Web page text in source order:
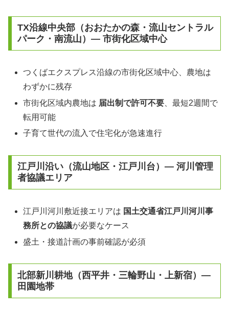
TX沿線中央部（おおたかの森・流山セントラル
パーク・南流山）— 市街化区域中心
つくばエクスプレス沿線の市街化区域中心、農地は
わずかに残存
市街化区域内農地は 届出制で許可不要 、最短2週間で
転用可能
子育て世代の流入で住宅化が急速進行
江戸川沿い（流山地区・江戸川台）— 河川管理
者協議エリア
江戸川河川敷近接エリアは 国土交通省江戸川河川事
務所との協議が必要なケース
盛土・接道計画の事前確認が必須
北部新川耕地（西平井・三輪野山・上新宿）—
田園地帯